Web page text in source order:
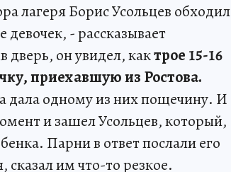
лагеря Борис Усольцев обходил
- рассказывает
дверь, он увидел, кактрое 15-16
приехавшую из Ростова.
дала одному из них пощечину. И
и зашел Усольцев, который,
Парни в ответ послали его
им что-то резкое.